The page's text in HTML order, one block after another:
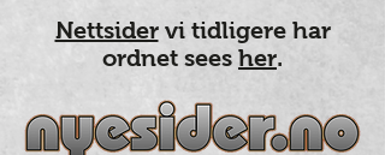
Nettsidervi tidligere har
ordnet sees her.